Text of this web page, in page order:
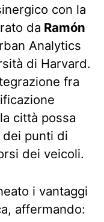
con la
da Ramón
Analytics
di Harvard.
fra
città possa
punti di
dei veicoli.
i vantaggi
affermando: